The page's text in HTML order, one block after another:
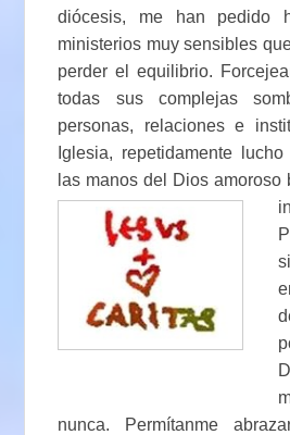
diócesis, me han pedido
ministerios muy sensibles
perder el equilibrio.
todas sus complejas
personas, relaciones e
Iglesia, repetidamente
las manos del Dios amoroso
nunca. Permítanme